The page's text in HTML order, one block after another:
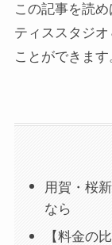
この記事を読
ティススタジ
ことができます
用賀・桜
なら
【料金の